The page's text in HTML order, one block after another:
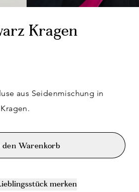
Kragen
aus Seidenmischung in
den Warenkorb
merken